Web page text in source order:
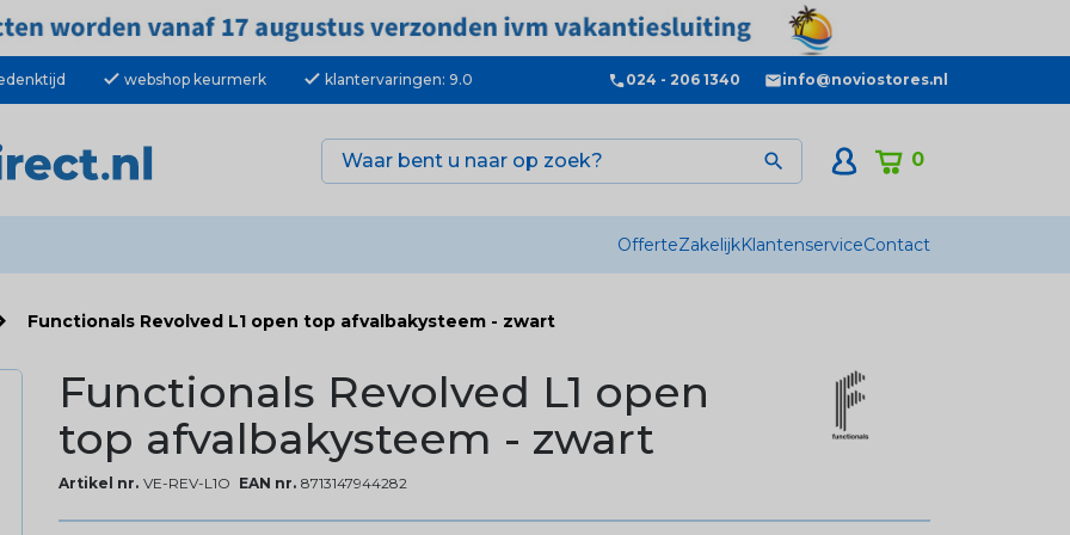
check webshop keurmerk check klantervaringen: 9.0 024 - 206 1340 info@noviostores.nl
0

OfferteZakelijkKlantenserviceContact
Functionals Revolved L1 open top afvalbakysteem - zwart
Functionals Revolved L1 open
top afvalbakysteem - zwart
Artikel nr. VE-REV-L1O EAN nr. 8713147944282